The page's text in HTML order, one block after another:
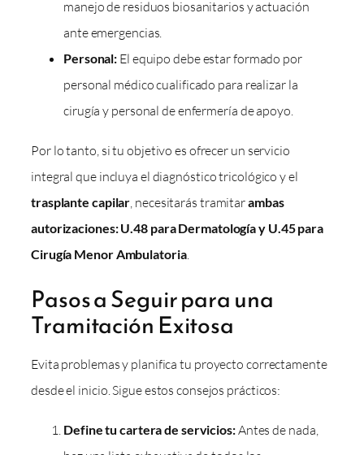
manejo de residuos biosanitarios y actuación
ante emergencias.
Personal: El equipo debe estar formado por
personal médico cualificado para realizar la
cirugía y personal de enfermería de apoyo.
Por lo tanto, si tu objetivo es ofrecer un servicio
integral que incluya el diagnóstico tricológico y el
trasplante capilar , necesitarás tramitarambas
autorizaciones: U.48 para Dermatología y U.45 para
Cirugía Menor Ambulatoria.
Pasos a Seguir para una
Tramitación Exitosa
Evita problemas y planifica tu proyecto correctamente
desde el inicio. Sigue estos consejos prácticos:
Define tu cartera de servicios:Antes de nada,